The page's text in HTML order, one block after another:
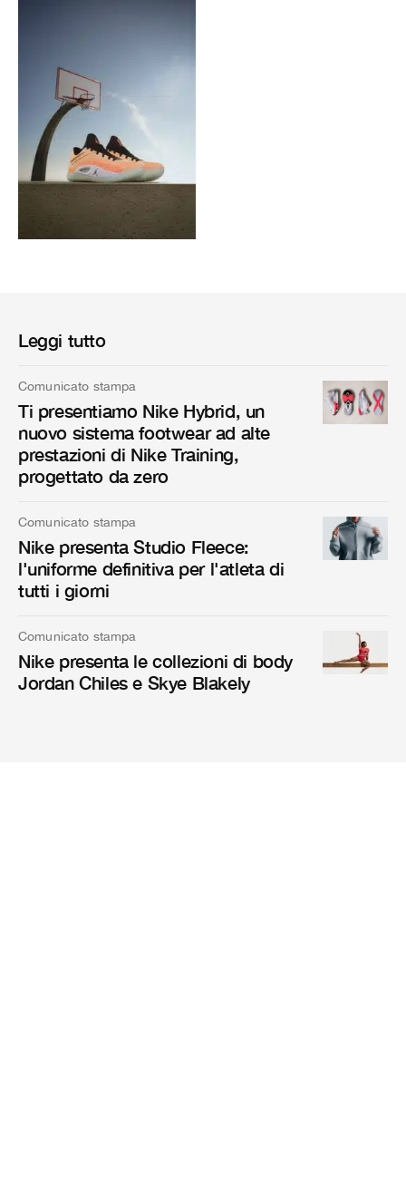
Leggi tutto
Comunicato stampa
Ti presentiamo Nike Hybrid, un
nuovo sistema footwear ad alte
prestazioni di Nike Training,
progettato da zero
Comunicato stampa
Nike presenta Studio Fleece:
l'uniforme definitiva per l'atleta di
tutti i giorni
Comunicato stampa
Nike presenta le collezioni di body
Jordan Chiles e Skye Blakely